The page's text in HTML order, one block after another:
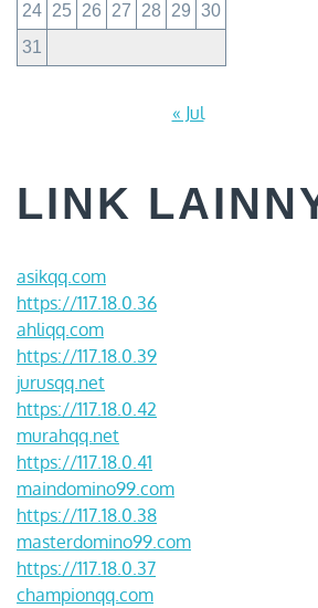
24 25 26 27 28 29 30
31
« Jul
LINK
asikqq.com
https://117.18.0.36
ahliqq.com
https://117.18.0.39
jurusqq.net
https://117.18.0.42
murahqq.net
https://117.18.0.41
maindomino99.com
https://117.18.0.38
masterdomino99.com
https://117.18.0.37
championqq.com